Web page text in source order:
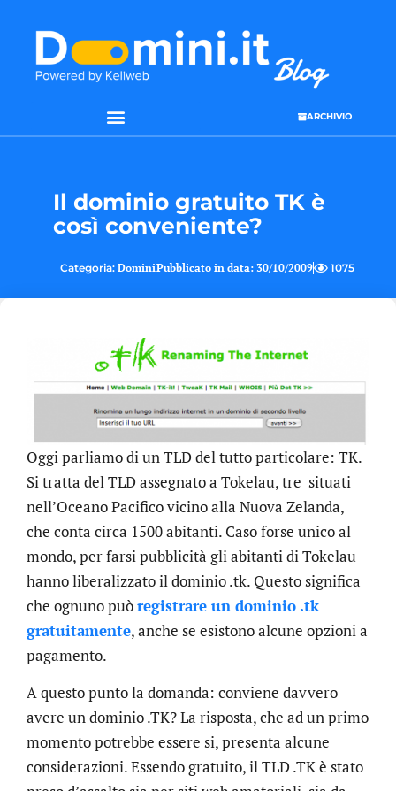
ARCHIVIO
Il dominio gratuito TK è
così conveniente?
Categoria: DominiPubblicato in data: 30/10/2009 1075
Oggi parliamo di un TLD del tutto particolare: TK.
Si tratta del TLD assegnato a Tokelau, tre situati
nell’Oceano Pacifico vicino alla Nuova Zelanda,
che conta circa 1500 abitanti. Caso forse unico al
mondo, per farsi pubblicità gli abitanti di Tokelau
hanno liberalizzato il dominio .tk. Questo significa
che ognuno puòregistrare un dominio .tk
gratuitamente, anche se esistono alcune opzioni a
pagamento.
A questo punto la domanda: conviene davvero
avere un dominio .TK? La risposta, che ad un primo
momento potrebbe essere si, presenta alcune
considerazioni. Essendo gratuito, il TLD .TK è stato